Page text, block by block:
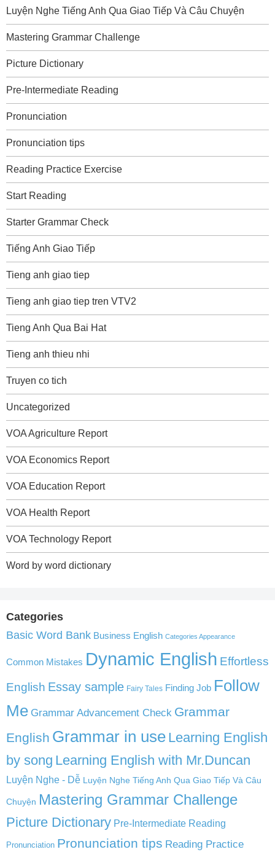
Luyện Nghe Tiếng Anh Qua Giao Tiếp Và Câu Chuyện
Mastering Grammar Challenge
Picture Dictionary
Pre-Intermediate Reading
Pronunciation
Pronunciation tips
Reading Practice Exercise
Start Reading
Starter Grammar Check
Tiếng Anh Giao Tiếp
Tieng anh giao tiep
Tieng anh giao tiep tren VTV2
Tieng Anh Qua Bai Hat
Tieng anh thieu nhi
Truyen co tich
Uncategorized
VOA Agriculture Report
VOA Economics Report
VOA Education Report
VOA Health Report
VOA Technology Report
Word by word dictionary
Categories
Basic Word Bank Business English Categories Appearance
Common Mistakes Dynamic English Effortless
English Essay sample Fairy Tales Finding Job Follow
Me Grammar Advancement Check Grammar
English Grammar in use Learning English
by song Learning English with Mr.Duncan
Luyện Nghe - Dễ Luyện Nghe Tiếng Anh Qua Giao Tiếp Và Câu
Chuyện Mastering Grammar Challenge
Picture Dictionary Pre-Intermediate Reading
Pronunciation Pronunciation tips Reading Practice